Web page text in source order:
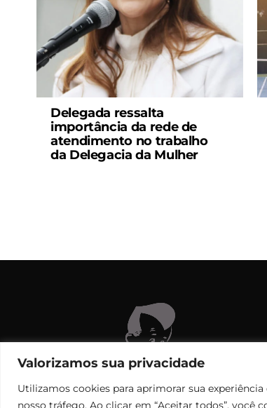
Valorizamos sua privacidade
Utilizamos cookies para aprimorar sua
nosso tráfego. Ao clicar em “Aceitar todos”, você
Delegada ressalta
importância da rede de
atendimento no trabalho
da Delegacia da Mulher